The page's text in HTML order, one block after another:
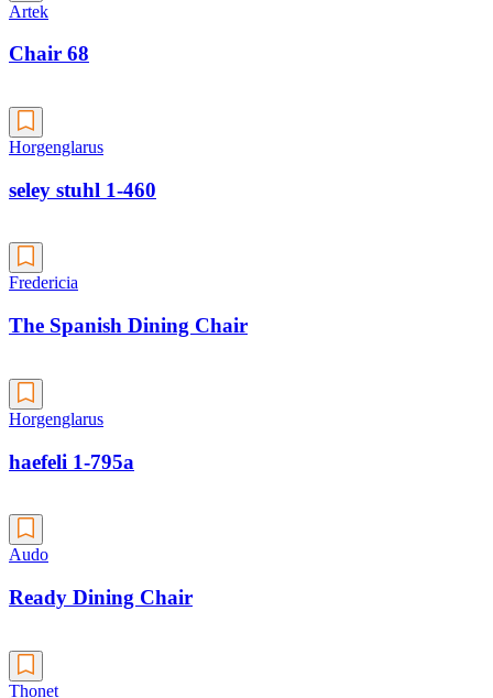
Artek
Chair 68
Horgenglarus
seley stuhl 1-460
Fredericia
The Spanish Dining Chair
Horgenglarus
haefeli 1-795a
Audo
Ready Dining Chair
Thonet